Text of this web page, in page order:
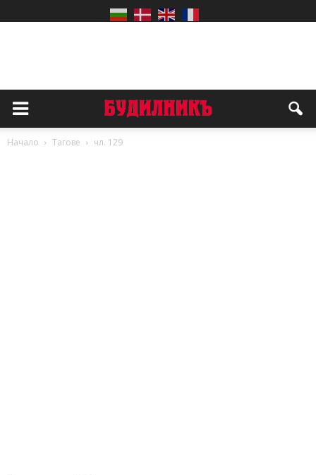
Начало Тагове чл. 129